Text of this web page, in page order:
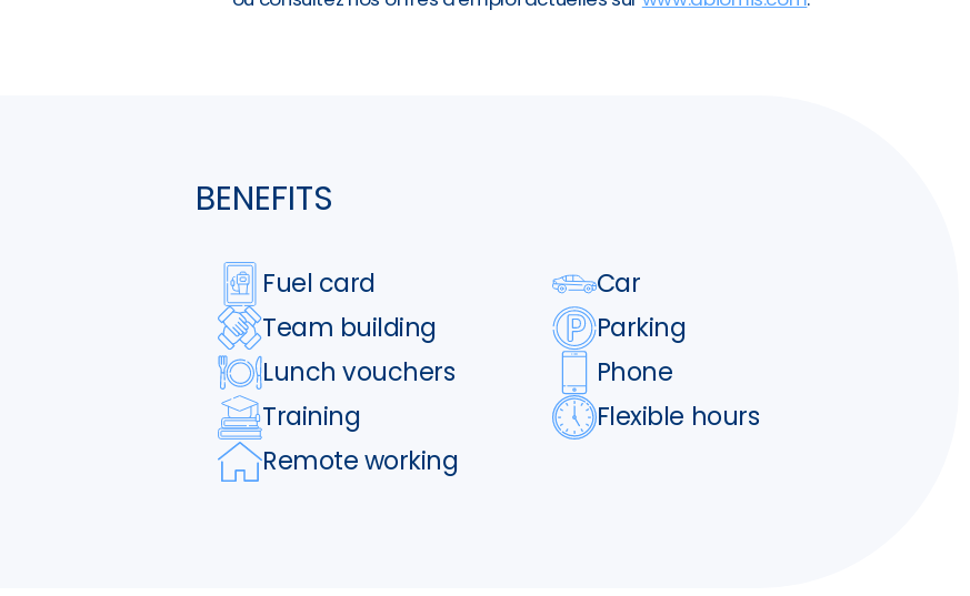
BENEFITS
Fuel card
Car
Team building
Parking
Lunch vouchers
Phone
Training
Flexible hours
Remote working